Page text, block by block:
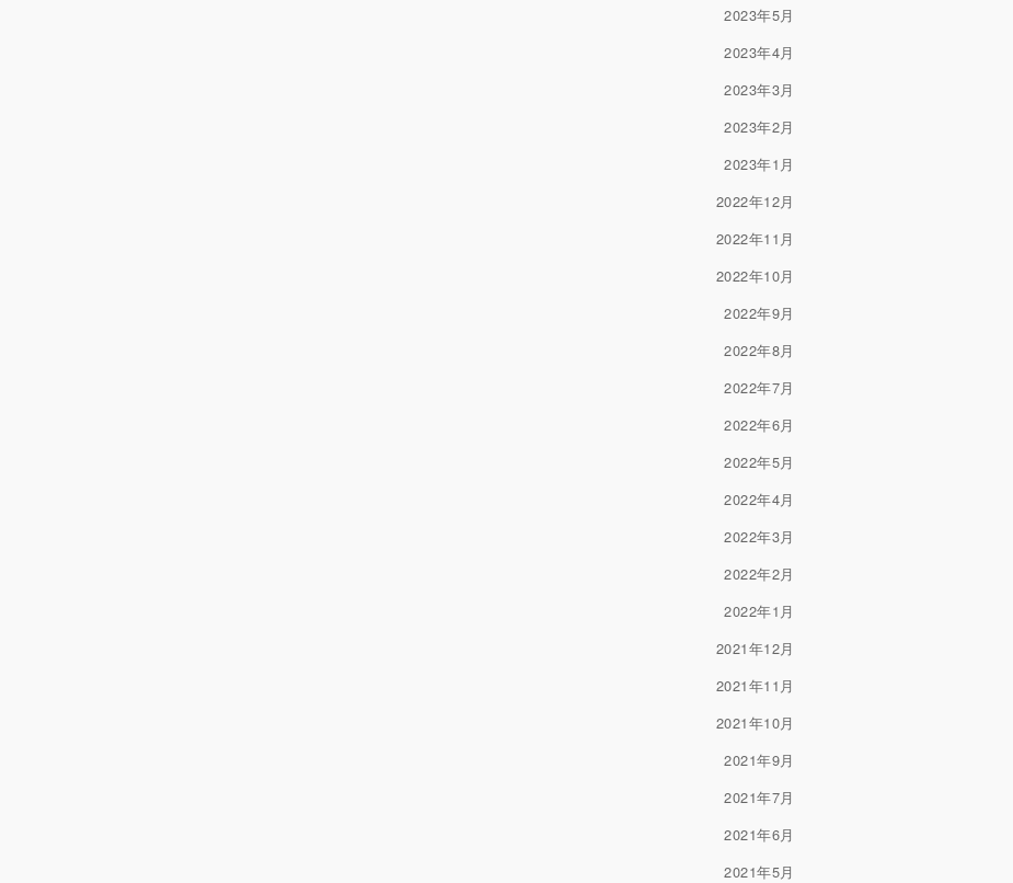
2023年5月
2023年4月
2023年3月
2023年2月
2023年1月
2022年12月
2022年11月
2022年10月
2022年9月
2022年8月
2022年7月
2022年6月
2022年5月
2022年4月
2022年3月
2022年2月
2022年1月
2021年12月
2021年11月
2021年10月
2021年9月
2021年7月
2021年6月
2021年5月